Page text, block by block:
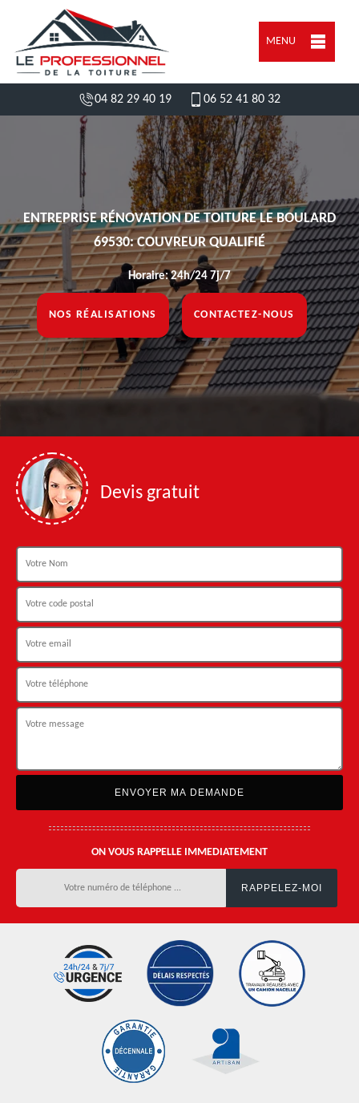
MENU
04 82 29 40 19 06 52 41 80 32
ENTREPRISE RÉNOVATION DE TOITURE LE BOULARD
69530: COUVREUR QUALIFIÉ
Horaire: 24h/24 7j/7
NOS RÉALISATIONS CONTACTEZ-NOUS
Devis gratuit
ON VOUS RAPPELLE IMMEDIATEMENT